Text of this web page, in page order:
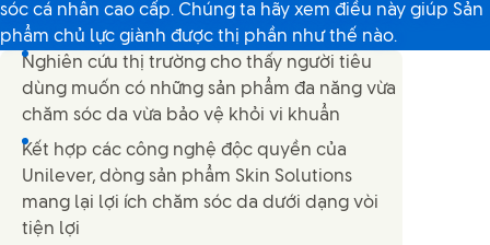
sóc cá nhân cao cấp. Chúng ta hãy xem điều này giúp Sản
phẩm chủ lực giành được thị phần như thế nào.
Nghiên cứu thị trường cho thấy người tiêu
dùng muốn có những sản phẩm đa năng vừa
chăm sóc da vừa bảo vệ khỏi vi khuẩn
Kết hợp các công nghệ độc quyền của
Unilever, dòng sản phẩm Skin Solutions
mang lại lợi ích chăm sóc da dưới dạng vòi
tiện lợi